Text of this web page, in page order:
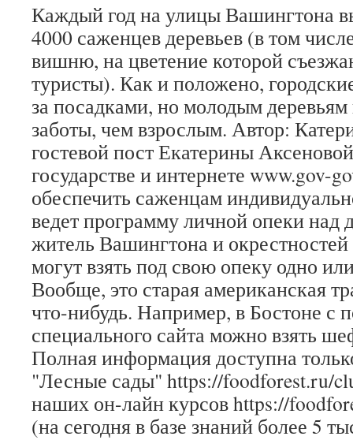
Каждый год на улицы Вашингтона
4000 саженцев деревьев (в том
вишню, на цветение которой
туристы). Как и положено,
за посадками, но молодым
заботы, чем взрослым. Автор:
гостевой пост Екатерины
государстве и интернете www.gov-
обеспечить саженцам
ведет программу личной опеки над
житель Вашингтона и
могут взять под свою опеку одно
Вообще, это старая американская
что-нибудь. Например, в Бостоне с
специального сайта можно взять
Полная информация доступна
"Лесные сады" https://foodforest.ru/
наших он-лайн курсов https://
(на сегодня в базе знаний более 5